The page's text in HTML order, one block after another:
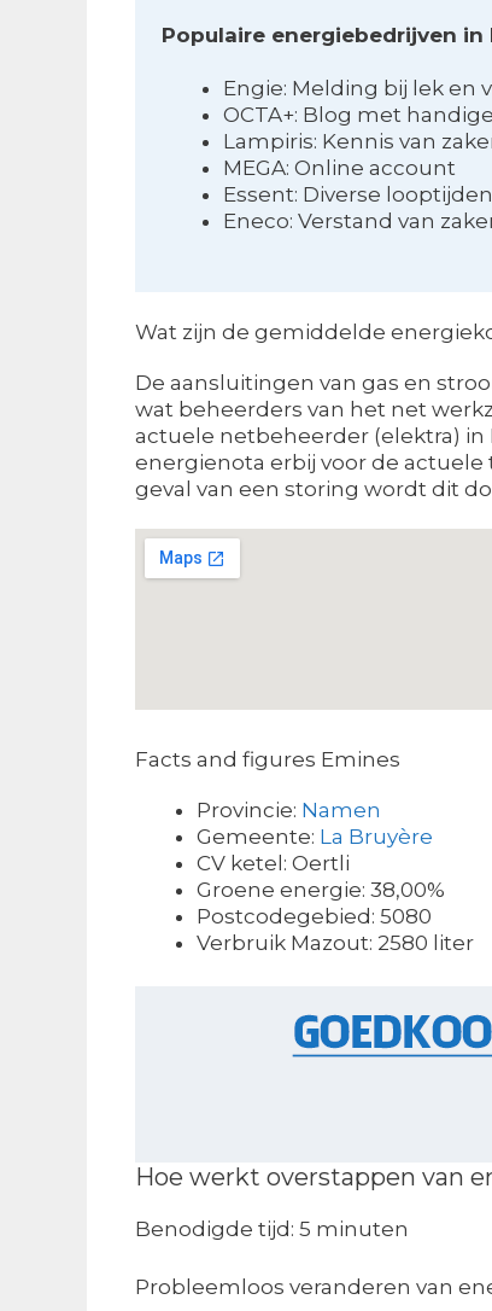
Populaire energiebedrijven in
Engie: Melding bij lek en
OCTA+: Blog met
Lampiris: Kennis van
MEGA: Online account
Essent: Diverse looptijden
Eneco: Verstand van
Wat zijn de gemiddelde
De aansluitingen van gas en
wat beheerders van het net
actuele netbeheerder (elektra) in
energienota erbij voor de
geval van een storing wordt dit
Facts and figures Emines
Provincie: Namen
Gemeente: La Bruyère
CV ketel: Oertli
Groene energie: 38,00%
Postcodegebied: 5080
Verbruik Mazout: 2580 liter
Hoe werkt overstappen van
Benodigde tijd: 5 minuten
Probleemloos veranderen van